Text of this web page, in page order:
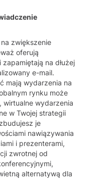
zwiększenie
oferują
na dłużej
e-mail.
mają wydarzenia na
rynku może
wirtualne wydarzenia
w Twojej strategii
je
nawiązywania
i prezenterami,
zwrotnej od
alternatywą dla